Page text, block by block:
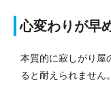
心変わりが早
本質的に寂しがり屋
ると耐えられません。